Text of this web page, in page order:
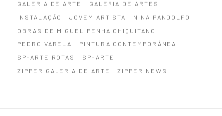
GALERIA DE ARTE
GALERIA DE ARTES
INSTALAÇÃO
JOVEM ARTISTA
NINA PANDOLFO
OBRAS DE MIGUEL PENHA CHIQUITANO
PEDRO VARELA
PINTURA CONTEMPORÂNEA
SP-ARTE ROTAS
SP–ARTE
ZIPPER GALERIA DE ARTE
ZIPPER NEWS